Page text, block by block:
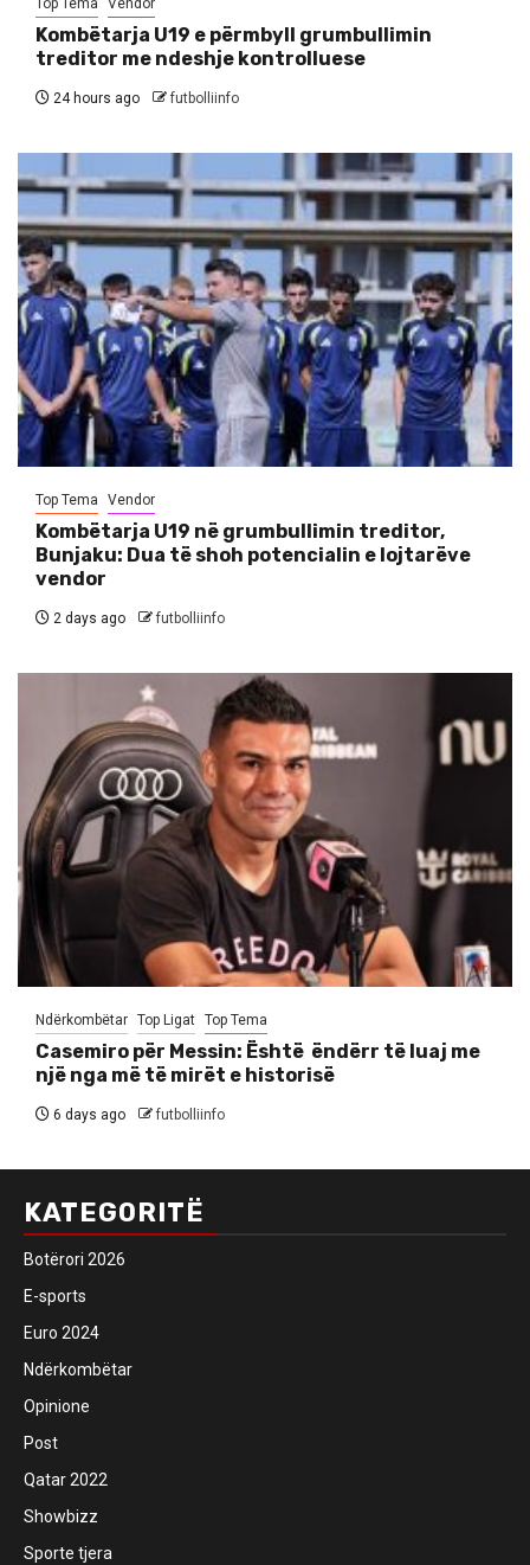
Top Tema Vendor
Kombëtarja U19 e përmbyll grumbullimin
treditor me ndeshje kontrolluese
24 hours ago futbolliinfo
Top Tema Vendor
Kombëtarja U19 në grumbullimin treditor,
Bunjaku: Dua të shoh potencialin e lojtarëve
vendor
2 days ago futbolliinfo
Ndërkombëtar Top Ligat Top Tema
Casemiro për Messin: Është ëndërr të luaj me
një nga më të mirët e historisë
6 days ago futbolliinfo
KATEGORITË
Botërori 2026
E-sports
Euro 2024
Ndërkombëtar
Opinione
Post
Qatar 2022
Showbizz
Sporte tjera